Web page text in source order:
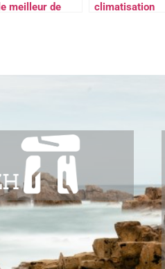
le meilleur de
climatisation